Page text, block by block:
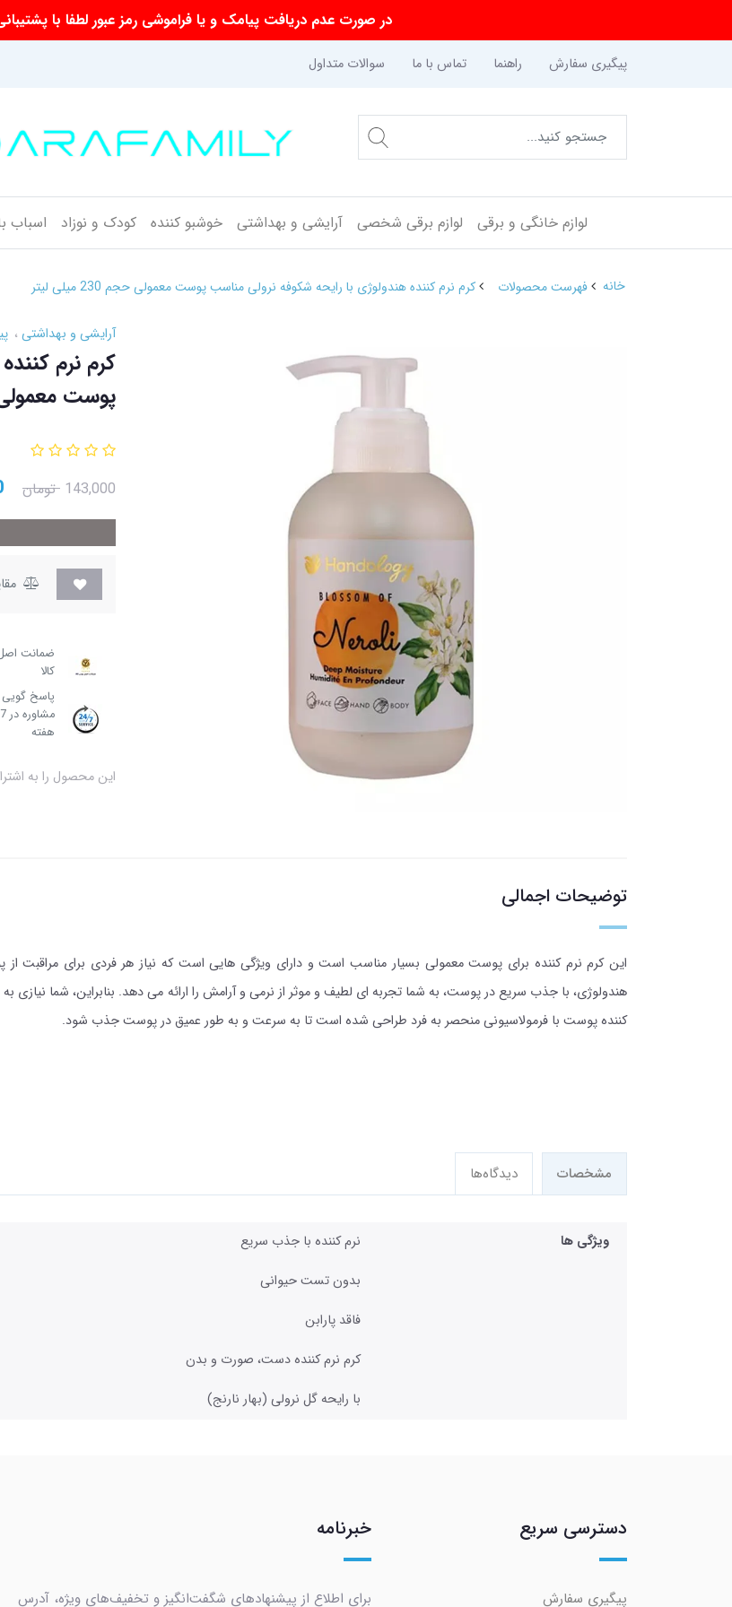
در صورت عدم دریافت پیامک و یا فراموشی رمز عبور لطفا با
پیگیری سفارش راهنما تماس با ما سوالات متداول
لوازم خانگی و برقی لوازم برقی شخصی آرایشی و بهداشتی خوشبو کننده کودک و نوزاد اسباب
خانه فهرست محصولات کرم نرم کننده هندولوژی با رایحه شکوفه نرولی مناسب پوست معمولی حجم 230 میلی لیتر
آرایشی و بهداشتی
کرم نرم
پوست معمولی حجم
143,000 تومان
ضمانت
کالا
پاسخ
هفته
این محصول را به
توضیحات اجمالی
این کرم نرم کننده برای پوست معمولی بسیار مناسب است و دارای ویژگی‌ هایی است که نیاز هر فردی برای مراقبت از
هندولوژی، با جذب سریع در پوست، به شما تجربه‌ ای لطیف و موثر از نرمی و آرامش را ارائه می‌ دهد. بنابراین، شما نیازی
کننده پوست با فرمولاسیونی منحصر به فرد طراحی شده است تا به سرعت و به طور عمیق در پوست جذب شود.
مشخصات دیدگاه‌ها
ویژگی ها
نرم کننده با جذب سریع
بدون تست حیوانی
فاقد پارابن
کرم نرم کننده دست، صورت و بدن
با رایحه گل نرولی (بهار نارنج)
دسترسی سریع
پیگیری سفارش
خبرنامه
برای اطلاع از پیشنهادهای شگفت‌انگیز و تخفیف‌های ویژه، آدرس